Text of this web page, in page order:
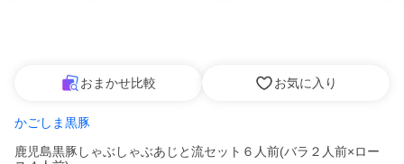
おまかせ比較 お気に入り
かごしま黒豚
鹿児島黒豚しゃぶしゃぶあじと流セット６人前(バラ２人前×ロー